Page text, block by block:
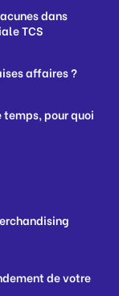
dans
TCS
affaires ?
temps, pour quoi
de votre